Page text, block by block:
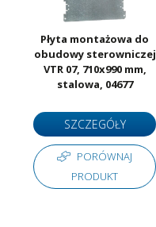
Płyta montażowa do
obudowy sterowniczej
VTR 07, 710x990 mm,
stalowa, 04677
SZCZEGÓŁY
PORÓWNAJ
PRODUKT